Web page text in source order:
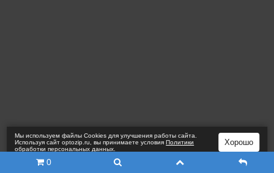
0
Мы используем файлы Сookies для улучшения работы сайта.
Используя сайт optozip.ru, вы принимаете условияПолитики
обработки персональных данных
Хорошо